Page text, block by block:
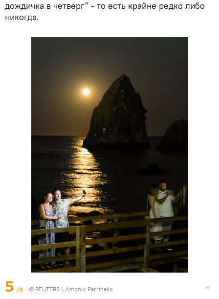
дождичка в четверг" - то есть крайне редко либо
никогда.
5 /8 © REUTERS \ Antonio Parrinello